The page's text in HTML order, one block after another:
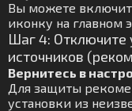
Вы можете
иконку на главном
Шаг 4: Отключите
источников
Вернитесь в
Для защиты
установки из